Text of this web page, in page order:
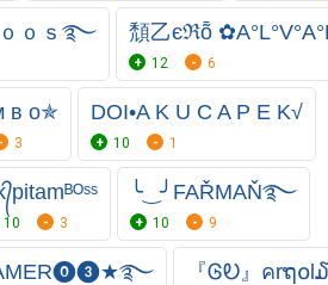
ｏｏｓ࿐ 頹乙єℜȭ
12 6
ʙ ᴏ✯
3
DOI•A K U C A P E K√
10 1
10 3
╰‿╯FAŘΜAŇ࿐
10 9
『ᎶᎧ』คrຖ໐l